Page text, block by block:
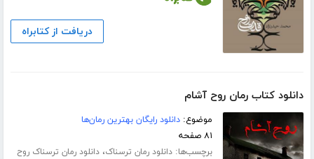
دریافت از کتابراه
دانلود کتاب رمان روح آشام
موضوع:دانلود رایگان بهترین رمان‌ها
۸۱ صفحه
برچسب‌ها:دانلود رمان ترسناک،دانلود رمان ترسناک روح